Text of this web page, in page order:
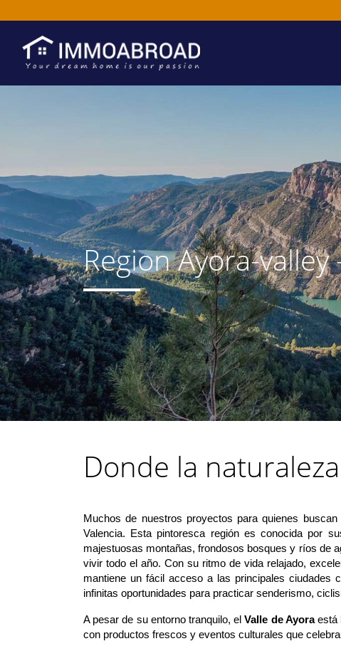
Region Ayora-valley
Donde la
Muchos de nuestros proyectos para quienes
Valencia. Esta pintoresca región es conocida por
majestuosas montañas, frondosos bosques y ríos de
vivir todo el año. Con su ritmo de vida relajado,
mantiene un fácil acceso a las principales ciudades
infinitas oportunidades para practicar senderismo,
A pesar de su entorno tranquilo, el Valle de Ayora está
con productos frescos y eventos culturales que